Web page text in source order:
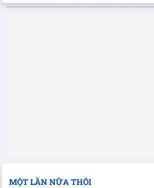
MỘT LẦN NỮA THÔI